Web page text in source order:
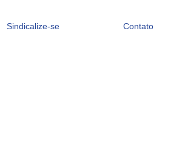
Sindicalize-se Contato